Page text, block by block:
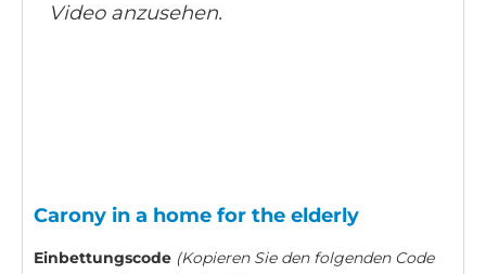
Video anzusehen.
Carony in a home for the elderly
Einbettungscode (Kopieren Sie den folgenden Code